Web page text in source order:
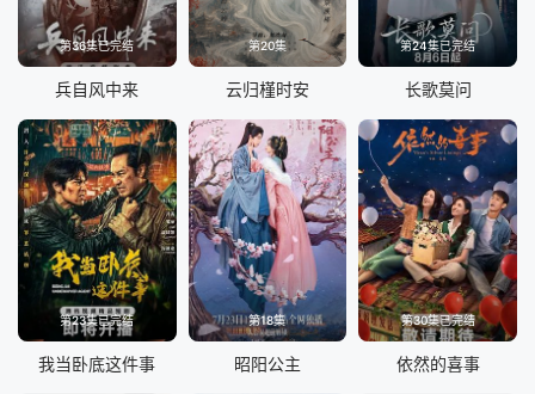
第36集已完结
兵自风中来
第20集
云归槿时安
第24集已完结
长歌莫问
第23集已完结
我当卧底这件事
第18集
昭阳公主
第30集已完结
依然的喜事